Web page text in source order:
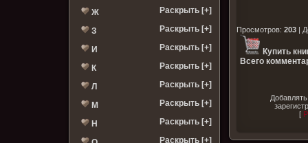
Ж Раскрыть [+]
З Раскрыть [+]
И Раскрыть [+]
К Раскрыть [+]
Л Раскрыть [+]
М Раскрыть [+]
Н Раскрыть [+]
Раскрыть [+]
Просмотров:203 |
Купить
Всего
[